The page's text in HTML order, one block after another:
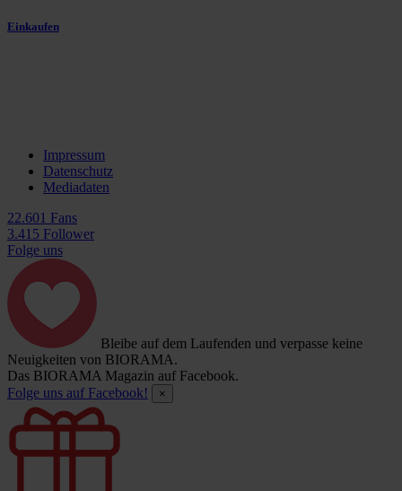
Einkaufen
Impressum
Datenschutz
Mediadaten
22.601 Fans
3.415 Follower
Folge uns
Bleibe auf dem Laufenden und verpasse keine
Neuigkeiten von BIORAMA.
Das BIORAMA Magazin auf Facebook.
Folge uns auf Facebook!
×